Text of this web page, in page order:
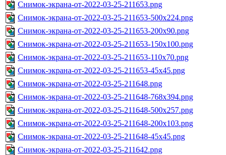
Снимок-экрана-от-2022-03-25-211653.png
Снимок-экрана-от-2022-03-25-211653-500x224.png
Снимок-экрана-от-2022-03-25-211653-200x90.png
Снимок-экрана-от-2022-03-25-211653-150x100.png
Снимок-экрана-от-2022-03-25-211653-110x70.png
Снимок-экрана-от-2022-03-25-211653-45x45.png
Снимок-экрана-от-2022-03-25-211648.png
Снимок-экрана-от-2022-03-25-211648-768x394.png
Снимок-экрана-от-2022-03-25-211648-500x257.png
Снимок-экрана-от-2022-03-25-211648-200x103.png
Снимок-экрана-от-2022-03-25-211648-45x45.png
Снимок-экрана-от-2022-03-25-211642.png